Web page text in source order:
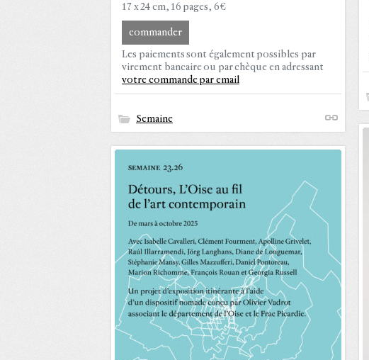
17 x 24 cm, 16 pages, 6 €
commander
Les paiements sont également possibles par
virement bancaire ou par chèque en adressant
votre commande par email
Semaine